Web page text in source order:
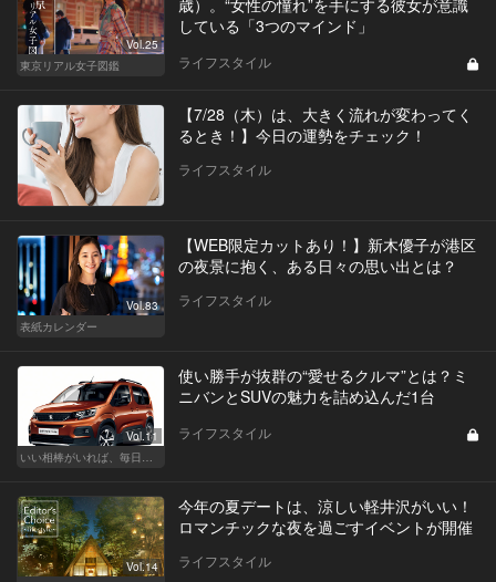
Vol.25
東京リアル女子図鑑
歳）。“女性の憧れ”を手にする彼女が意識
している「3つのマインド」
ライフスタイル
【7/28（木）は、大きく流れが変わってく
るとき！】今日の運勢をチェック！
ライフスタイル
Vol.83
表紙カレンダー
【WEB限定カットあり！】新木優子が港区
の夜景に抱く、ある日々の思い出とは？
ライフスタイル
Vol.11
いい相棒がいれば、毎日が楽しい。クルマがあるとできること
使い勝手が抜群の“愛せるクルマ”とは？ミ
ニバンとSUVの魅力を詰め込んだ1台
ライフスタイル
Vol.14
今年の夏デートは、涼しい軽井沢がいい！
ロマンチックな夜を過ごすイベントが開催
ライフスタイル